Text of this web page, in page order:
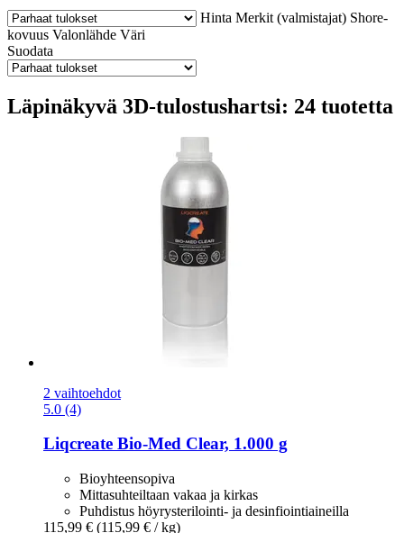
Hinta Merkit (valmistajat) Shore-
kovuus Valonlähde Väri
Suodata
Läpinäkyvä 3D-tulostushartsi: 24 tuotetta
2 vaihtoehdot
5.0 (4)
Liqcreate Bio-​Med Clear, 1.000 g
Bioyhteensopiva
Mittasuhteiltaan vakaa ja kirkas
Puhdistus höyrysterilointi- ja desinfiointiaineilla
115,99 € (115,99 € / kg)